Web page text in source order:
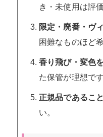
き・未使用は評
限定・廃番・ヴ
困難なものほど
香り飛び・変色
た保管が理想です
正規品であること
い。